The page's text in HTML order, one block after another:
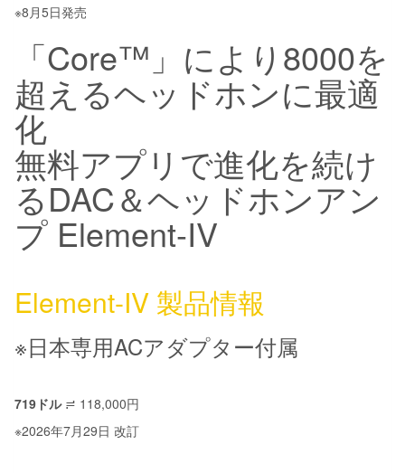
ン
適
化
す
る
DAC
Element-
個
※8月5日発売
「Core™」により8000を
超えるヘッドホンに最適
化
無料アプリで進化を続け
るDAC＆ヘッドホンアン
プ Element-IV
Element-IV 製品情報
※日本専用ACアダプター付属
719ドル ≓ 118,000円
※2026年7月29日 改訂